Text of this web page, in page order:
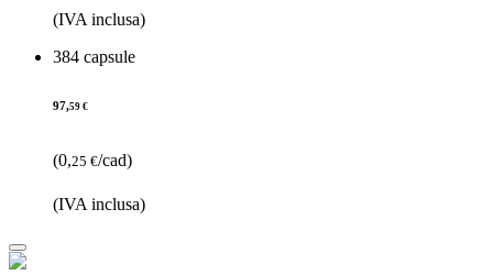
(IVA inclusa)
384 capsule
97,59 €
(0,25 €/cad)
(IVA inclusa)